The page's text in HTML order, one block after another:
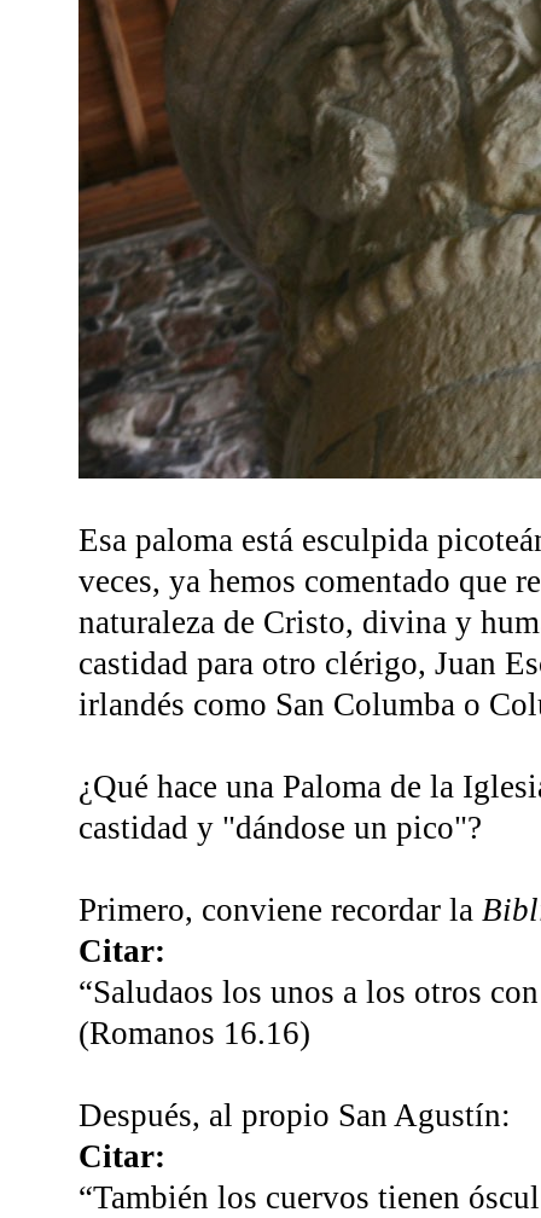
Esa paloma está esculpida
veces, ya hemos comentado que
naturaleza de Cristo, divina y
castidad para otro clérigo, Juan
irlandés como San Columba o
¿Qué hace una Paloma de la
castidad y "dándose un pico"?
Primero, conviene recordar la
Citar:
“Saludaos los unos a los otros
(Romanos 16.16)
Después, al propio San Agustín:
Citar:
“También los cuervos tienen